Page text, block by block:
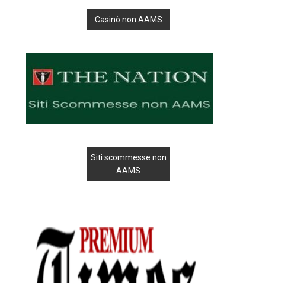
Casinò non AAMS
Siti scommesse non
AAMS